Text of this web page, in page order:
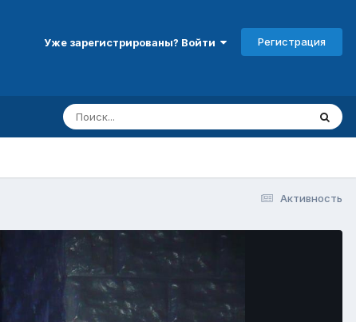
Уже зарегистрированы? Войти Регистрация
Активность